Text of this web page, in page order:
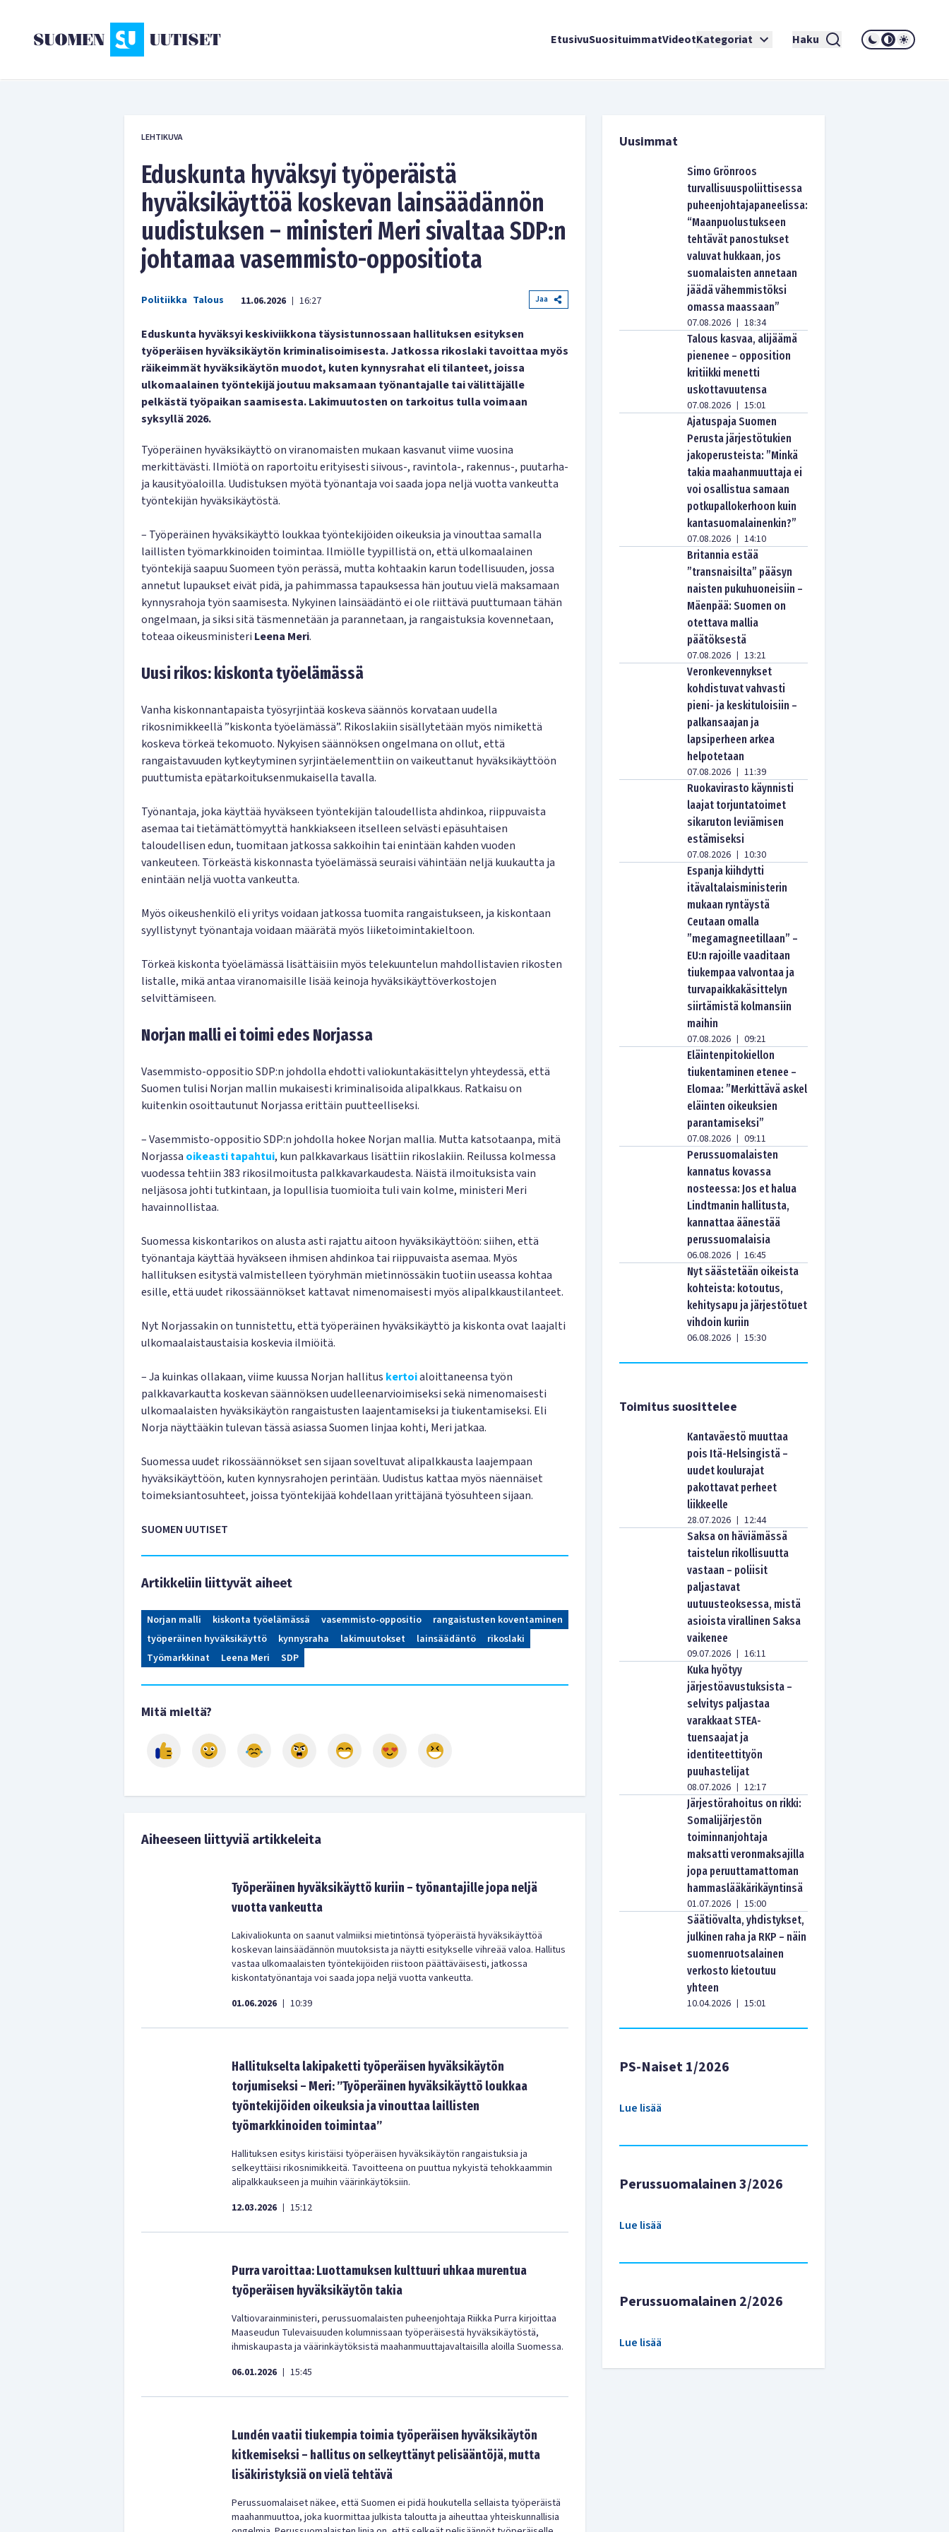
EtusivuSuosituimmatVideotKategoriat Haku
LEHTIKUVA
Eduskunta hyväksyi työperäistä
hyväksikäyttöä koskevan lainsäädännön
uudistuksen – ministeri Meri sivaltaa SDP:n
johtamaa vasemmisto-oppositiota
Politiikka Talous 11.06.2026 | 16:27 Jaa
Eduskunta hyväksyi keskiviikkona täysistunnossaan hallituksen esityksen
työperäisen hyväksikäytön kriminalisoimisesta. Jatkossa rikoslaki tavoittaa myös
räikeimmät hyväksikäytön muodot, kuten kynnysrahat eli tilanteet, joissa
ulkomaalainen työntekijä joutuu maksamaan työnantajalle tai välittäjälle
pelkästä työpaikan saamisesta. Lakimuutosten on tarkoitus tulla voimaan
syksyllä 2026.
Työperäinen hyväksikäyttö on viranomaisten mukaan kasvanut viime vuosina
merkittävästi. Ilmiötä on raportoitu erityisesti siivous-, ravintola-, rakennus-, puutarha-
ja kausityöaloilla. Uudistuksen myötä työnantaja voi saada jopa neljä vuotta vankeutta
työntekijän hyväksikäytöstä.
– Työperäinen hyväksikäyttö loukkaa työntekijöiden oikeuksia ja vinouttaa samalla
laillisten työmarkkinoiden toimintaa. Ilmiölle tyypillistä on, että ulkomaalainen
työntekijä saapuu Suomeen työn perässä, mutta kohtaakin karun todellisuuden, jossa
annetut lupaukset eivät pidä, ja pahimmassa tapauksessa hän joutuu vielä maksamaan
kynnysrahoja työn saamisesta. Nykyinen lainsäädäntö ei ole riittävä puuttumaan tähän
ongelmaan, ja siksi sitä täsmennetään ja parannetaan, ja rangaistuksia kovennetaan,
toteaa oikeusministeri Leena Meri.
Uusi rikos: kiskonta työelämässä
Vanha kiskonnantapaista työsyrjintää koskeva säännös korvataan uudella
rikosnimikkeellä ”kiskonta työelämässä”. Rikoslakiin sisällytetään myös nimikettä
koskeva törkeä tekomuoto. Nykyisen säännöksen ongelmana on ollut, että
rangaistavuuden kytkeytyminen syrjintäelementtiin on vaikeuttanut hyväksikäyttöön
puuttumista epätarkoituksenmukaisella tavalla.
Työnantaja, joka käyttää hyväkseen työntekijän taloudellista ahdinkoa, riippuvaista
asemaa tai tietämättömyyttä hankkiakseen itselleen selvästi epäsuhtaisen
taloudellisen edun, tuomitaan jatkossa sakkoihin tai enintään kahden vuoden
vankeuteen. Törkeästä kiskonnasta työelämässä seuraisi vähintään neljä kuukautta ja
enintään neljä vuotta vankeutta.
Myös oikeushenkilö eli yritys voidaan jatkossa tuomita rangaistukseen, ja kiskontaan
syyllistynyt työnantaja voidaan määrätä myös liiketoimintakieltoon.
Törkeä kiskonta työelämässä lisättäisiin myös telekuuntelun mahdollistavien rikosten
listalle, mikä antaa viranomaisille lisää keinoja hyväksikäyttöverkostojen
selvittämiseen.
Norjan malli ei toimi edes Norjassa
Vasemmisto-oppositio SDP:n johdolla ehdotti valiokuntakäsittelyn yhteydessä, että
Suomen tulisi Norjan mallin mukaisesti kriminalisoida alipalkkaus. Ratkaisu on
kuitenkin osoittautunut Norjassa erittäin puutteelliseksi.
– Vasemmisto-oppositio SDP:n johdolla hokee Norjan mallia. Mutta katsotaanpa, mitä
Norjassa oikeasti tapahtui, kun palkkavarkaus lisättiin rikoslakiin. Reilussa kolmessa
vuodessa tehtiin 383 rikosilmoitusta palkkavarkaudesta. Näistä ilmoituksista vain
neljäsosa johti tutkintaan, ja lopullisia tuomioita tuli vain kolme, ministeri Meri
havainnollistaa.
Suomessa kiskontarikos on alusta asti rajattu aitoon hyväksikäyttöön: siihen, että
työnantaja käyttää hyväkseen ihmisen ahdinkoa tai riippuvaista asemaa. Myös
hallituksen esitystä valmistelleen työryhmän mietinnössäkin tuotiin useassa kohtaa
esille, että uudet rikossäännökset kattavat nimenomaisesti myös alipalkkaustilanteet.
Nyt Norjassakin on tunnistettu, että työperäinen hyväksikäyttö ja kiskonta ovat laajalti
ulkomaalaistaustaisia koskevia ilmiöitä.
– Ja kuinkas ollakaan, viime kuussa Norjan hallitus kertoialoittaneensa työn
palkkavarkautta koskevan säännöksen uudelleenarvioimiseksi sekä nimenomaisesti
ulkomaalaisten hyväksikäytön rangaistusten laajentamiseksi ja tiukentamiseksi. Eli
Norja näyttääkin tulevan tässä asiassa Suomen linjaa kohti, Meri jatkaa.
Suomessa uudet rikossäännökset sen sijaan soveltuvat alipalkkausta laajempaan
hyväksikäyttöön, kuten kynnysrahojen perintään. Uudistus kattaa myös näennäiset
toimeksiantosuhteet, joissa työntekijää kohdellaan yrittäjänä työsuhteen sijaan.
SUOMEN UUTISET
Artikkeliin liittyvät aiheet
Norjan malli kiskonta työelämässä vasemmisto-oppositio
rangaistusten koventaminen
työperäinen hyväksikäyttö
kynnysraha lakimuutokset lainsäädäntö
rikoslaki
Työmarkkinat
Leena Meri SDP
Mitä mieltä?
Aiheeseen liittyviä artikkeleita
Työperäinen hyväksikäyttö kuriin – työnantajille jopa neljä
vuotta vankeutta
Lakivaliokunta on saanut valmiiksi mietintönsä työperäistä hyväksikäyttöä
koskevan lainsäädännön muutoksista ja näytti esitykselle vihreää valoa. Hallitus
vastaa ulkomaalaisten työntekijöiden riistoon päättäväisesti, jatkossa
kiskontatyönantaja voi saada jopa neljä vuotta vankeutta.
01.06.2026 | 10:39
Hallitukselta lakipaketti työperäisen hyväksikäytön
torjumiseksi – Meri: ”Työperäinen hyväksikäyttö loukkaa
työntekijöiden oikeuksia ja vinouttaa laillisten
työmarkkinoiden toimintaa”
Hallituksen esitys kiristäisi työperäisen hyväksikäytön rangaistuksia ja
selkeyttäisi rikosnimikkeitä. Tavoitteena on puuttua nykyistä tehokkaammin
alipalkkaukseen ja muihin väärinkäytöksiin.
12.03.2026 | 15:12
Purra varoittaa: Luottamuksen kulttuuri uhkaa murentua
työperäisen hyväksikäytön takia
Valtiovarainministeri, perussuomalaisten puheenjohtaja Riikka Purra kirjoittaa
Maaseudun Tulevaisuuden kolumnissaan työperäisestä hyväksikäytöstä,
ihmiskaupasta ja väärinkäytöksistä maahanmuuttajavaltaisilla aloilla Suomessa.
06.01.2026 | 15:45
Lundén vaatii tiukempia toimia työperäisen hyväksikäytön
kitkemiseksi – hallitus on selkeyttänyt pelisääntöjä, mutta
lisäkiristyksiä on vielä tehtävä
Perussuomalaiset näkee, että Suomen ei pidä houkutella sellaista työperäistä
maahanmuuttoa, joka kuormittaa julkista taloutta ja aiheuttaa yhteiskunnallisia
Uusimmat
Simo Grönroos
turvallisuuspoliittisessa
puheenjohtajapaneelissa:
“Maanpuolustukseen
tehtävät panostukset
valuvat hukkaan, jos
suomalaisten annetaan
jäädä vähemmistöksi
omassa maassaan”
07.08.2026 | 18:34
Talous kasvaa, alijäämä
pienenee – opposition
kritiikki menetti
uskottavuutensa
07.08.2026 | 15:01
Ajatuspaja Suomen
Perusta järjestötukien
jakoperusteista: ”Minkä
takia maahanmuuttaja ei
voi osallistua samaan
potkupallokerhoon kuin
kantasuomalainenkin?”
07.08.2026 | 14:10
Britannia estää
”transnaisilta” pääsyn
naisten pukuhuoneisiin –
Mäenpää: Suomen on
otettava mallia
päätöksestä
07.08.2026 | 13:21
Veronkevennykset
kohdistuvat vahvasti
pieni- ja keskituloisiin –
palkansaajan ja
lapsiperheen arkea
helpotetaan
07.08.2026 | 11:39
Ruokavirasto käynnisti
laajat torjuntatoimet
sikaruton leviämisen
estämiseksi
07.08.2026 | 10:30
Espanja kiihdytti
itävaltalaisministerin
mukaan ryntäystä
Ceutaan omalla
”megamagneetillaan” –
EU:n rajoille vaaditaan
tiukempaa valvontaa ja
turvapaikkakäsittelyn
siirtämistä kolmansiin
maihin
07.08.2026 | 09:21
Eläintenpitokiellon
tiukentaminen etenee –
Elomaa: ”Merkittävä askel
eläinten oikeuksien
parantamiseksi”
07.08.2026 | 09:11
Perussuomalaisten
kannatus kovassa
nosteessa: Jos et halua
Lindtmanin hallitusta,
kannattaa äänestää
perussuomalaisia
06.08.2026 | 16:45
Nyt säästetään oikeista
kohteista: kotoutus,
kehitysapu ja järjestötuet
vihdoin kuriin
06.08.2026 | 15:30
Toimitus suosittelee
Kantaväestö muuttaa
pois Itä-Helsingistä –
uudet koulurajat
pakottavat perheet
liikkeelle
28.07.2026 | 12:44
Saksa on häviämässä
taistelun rikollisuutta
vastaan – poliisit
paljastavat
uutuusteoksessa, mistä
asioista virallinen Saksa
vaikenee
09.07.2026 | 16:11
Kuka hyötyy
järjestöavustuksista –
selvitys paljastaa
varakkaat STEA-
tuensaajat ja
identiteettityön
puuhastelijat
08.07.2026 | 12:17
Järjestörahoitus on rikki:
Somalijärjestön
toiminnanjohtaja
maksatti veronmaksajilla
jopa peruuttamattoman
hammaslääkärikäyntinsä
01.07.2026 | 15:00
Säätiövalta, yhdistykset,
julkinen raha ja RKP – näin
suomenruotsalainen
verkosto kietoutuu
yhteen
10.04.2026 | 15:01
PS-Naiset 1/2026
Lue lisää
Perussuomalainen 3/2026
Lue lisää
Perussuomalainen 2/2026
Lue lisää